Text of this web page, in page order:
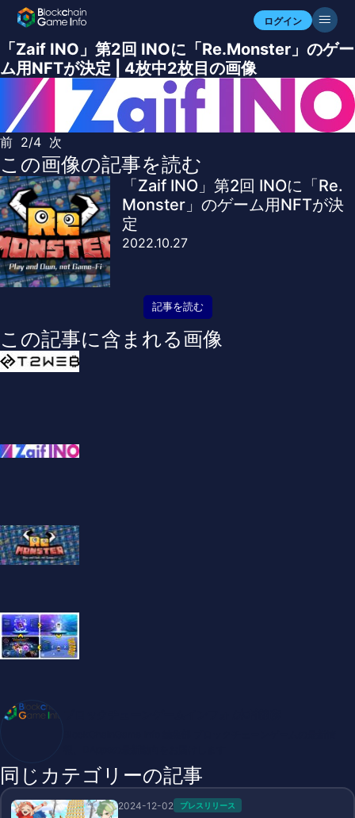
ログイン
「Zaif INO」第2回 INOに「Re.Monster」のゲー
ム用NFTが決定 | 4枚中2枚目の画像
前 2/4 次
この画像の記事を読む
「Zaif INO」第2回 INOに「Re.
Monster」のゲーム用NFTが決
定
2022.10.27
記事を読む
この記事に含まれる画像
同じカテゴリーの記事
2024-12-02 プレスリリース